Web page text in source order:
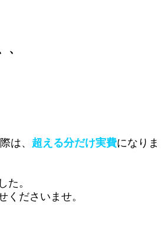
、
は、 超える分だけ実費になりま
た。
くださいませ。